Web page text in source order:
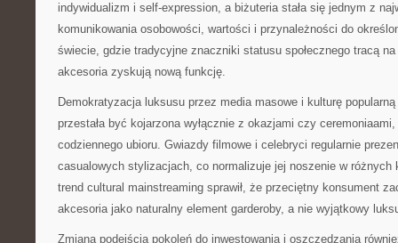
indywidualizm i self-expression, a biżuteria stała się jednym z
komunikowania osobowości, wartości i przynależności do
świecie, gdzie tradycyjne znaczniki statusu społecznego tracą
akcesoria zyskują nową funkcję.
Demokratyzacja luksusu przez media masowe i kulturę popularną
przestała być kojarzona wyłącznie z okazjami czy
codziennego ubioru. Gwiazdy filmowe i celebryci regularnie
casualowych stylizacjach, co normalizuje jej noszenie w różnych
trend cultural mainstreaming sprawił, że przeciętny konsument
akcesoria jako naturalny element garderoby, a nie wyjątkowy
Zmiana podejścia pokoleń do inwestowania i oszczędzania